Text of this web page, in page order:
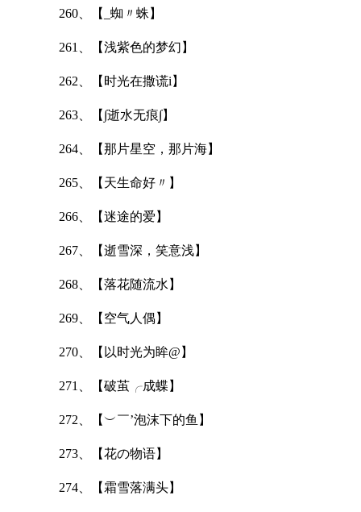
260、【_蜘〃蛛】
261、【浅紫色的梦幻】
262、【时光在撒谎i】
263、【∫逝水无痕∫】
264、【那片星空，那片海】
265、【天生命好〃】
266、【迷途的爱】
267、【逝雪深，笑意浅】
268、【落花随流水】
269、【空气人偶】
270、【以时光为眸@】
271、【破茧╭成蝶】
272、【︶￣’泡沫下的鱼】
273、【花の物语】
274、【霜雪落满头】